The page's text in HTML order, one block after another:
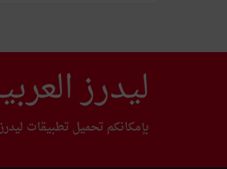
ليدرز
بإمكانكم تحميل تطبيقات